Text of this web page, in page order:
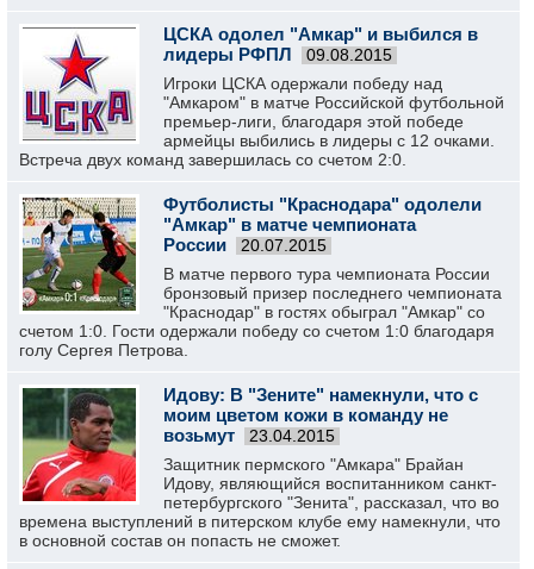
ЦСКА одолел "Амкар" и выбился в
лидеры РФПЛ
09.08.2015
Игроки ЦСКА одержали победу над
"Амкаром" в матче Российской футбольной
премьер-лиги, благодаря этой победе
армейцы выбились в лидеры с 12 очками.
Встреча двух команд завершилась со счетом 2:0.
Футболисты "Краснодара" одолели
"Амкар" в матче чемпионата
России
20.07.2015
В матче первого тура чемпионата России
бронзовый призер последнего чемпионата
"Краснодар" в гостях обыграл "Амкар" со
счетом 1:0. Гости одержали победу со счетом 1:0 благодаря
голу Сергея Петрова.
Идову: В "Зените" намекнули, что с
моим цветом кожи в команду не
возьмут
23.04.2015
Защитник пермского "Амкара" Брайан
Идову, являющийся воспитанником санкт-
петербургского "Зенита", рассказал, что во
времена выступлений в питерском клубе ему намекнули, что
в основной состав он попасть не сможет.